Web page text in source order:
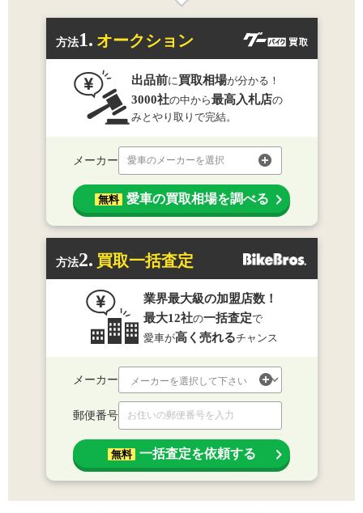
方法1. オークション
出品前に買取相場が分かる！
3000社の中から最高入札店の
みとやり取りで完結。
メーカー 愛車のメーカーを選択
無料 愛車の買取相場を調べる
方法2. 買取一括査定
業界最大級の加盟店数！
最大12社の一括査定で
愛車が高く売れるチャンス
メーカー
郵便番号
無料 一括査定を依頼する